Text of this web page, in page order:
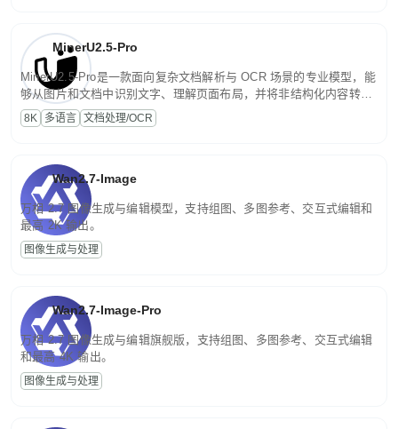
MinerU2.5-Pro
MinerU2.5-Pro是一款面向复杂文档解析与 OCR 场景的专业模型，能
够从图片和文档中识别文字、理解页面布局，并将非结构化内容转换
为便于存储、检索和二次处理的结构化结果。
8K 多语言 文档处理/OCR
Wan2.7-Image
万相 2.7 图像生成与编辑模型，支持组图、多图参考、交互式编辑和
最高 2K 输出。
图像生成与处理
Wan2.7-Image-Pro
万相 2.7 图像生成与编辑旗舰版，支持组图、多图参考、交互式编辑
和最高 4K 输出。
图像生成与处理